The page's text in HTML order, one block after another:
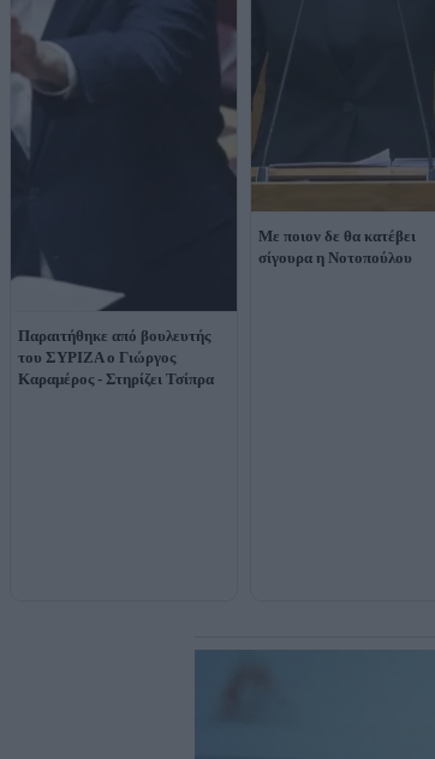
Παραιτήθηκε από βουλευτής
του ΣΥΡΙΖΑ ο Γιώργος
Καραμέρος - Στηρίζει Τσίπρα
Με ποιον δε θα κατέβει
σίγουρα η Νοτοπούλου